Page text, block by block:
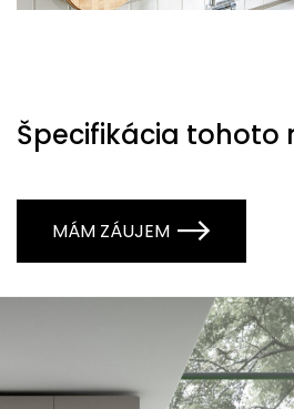
Špecifikácia tohoto
MÁM ZÁUJEM